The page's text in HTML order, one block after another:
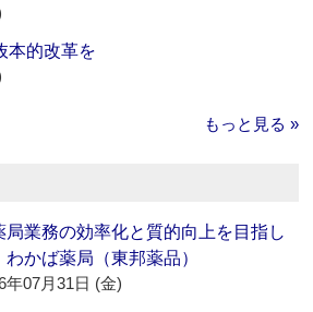
本的改革を
もっと見る »
局業務の効率化と質的向上を目指し
わかば薬局（東邦薬品）
年07月31日 (金)